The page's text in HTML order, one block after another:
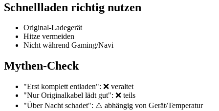
Schnellladen richtig nutzen
Original-Ladegerät
Hitze vermeiden
Nicht während Gaming/Navi
Mythen-Check
"Erst komplett entladen": ❌ veraltet
"Nur Originalkabel lädt gut": ❌ teils
"Über Nacht schadet": ⚠️ abhängig von Gerät/Temperatur